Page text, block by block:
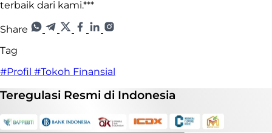
terbaik dari kami.***
Share
Tag
#Profil #Tokoh Finansial
Teregulasi Resmi di Indonesia